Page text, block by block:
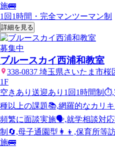
施🚌
1回1時間・完全マンツーマン制
詳細を見る
募集中
ブルースカイ西浦和教室
338-0837 埼玉県さいたま市
1F
空きあり 送迎あり 1回1時間制⏱️,
種以上の課題📚,網羅的なカリ
頻繁に面談実施🗣️,就学相談対
制🔄,母子通園型👩‍👦,保育所等
施🚌